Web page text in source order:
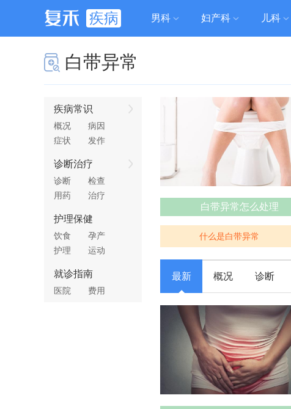
疾病 男科 妇产科 儿科
白带异常
疾病常识
概况
病因
症状
发作
诊断治疗
诊断
检查
用药
治疗
护理保健
饮食
孕产
护理
运动
就诊指南
医院 费用
白带异常怎么处理
什么是白带异常
最新 概况 诊断